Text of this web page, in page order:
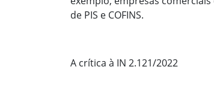
de PIS e COFINS.
A crítica à IN 2.121/2022